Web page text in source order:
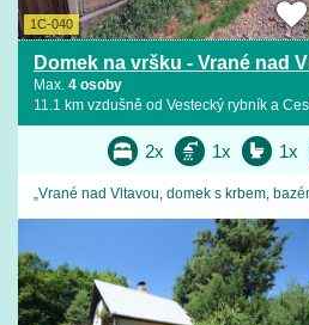
1C-040
Domek na vršku - Vrané nad
Max. 4 osoby
11.1 km vzdušně od Vestecký rybník a
2x 1x 1x
„Vrané nad Vltavou, domek s krbem,